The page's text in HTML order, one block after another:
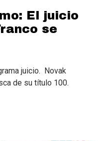
El juicio
se
juicio. Novak
de su título 100.